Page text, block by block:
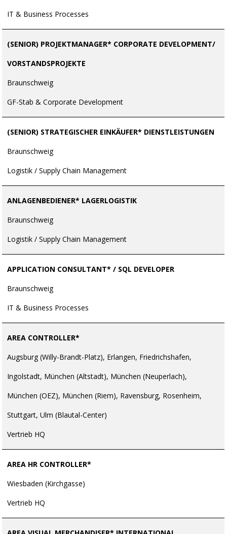
IT & Business Processes
(SENIOR) PROJEKTMANAGER* CORPORATE DEVELOPMENT/
VORSTANDSPROJEKTE
Braunschweig
GF-Stab & Corporate Development
(SENIOR) STRATEGISCHER EINKÄUFER* DIENSTLEISTUNGEN
Braunschweig
Logistik / Supply Chain Management
ANLAGENBEDIENER* LAGERLOGISTIK
Braunschweig
Logistik / Supply Chain Management
APPLICATION CONSULTANT* / SQL DEVELOPER
Braunschweig
IT & Business Processes
AREA CONTROLLER*
Augsburg (Willy-Brandt-Platz), Erlangen, Friedrichshafen,
Ingolstadt, München (Altstadt), München (Neuperlach),
München (OEZ), München (Riem), Ravensburg, Rosenheim,
Stuttgart, Ulm (Blautal-Center)
Vertrieb HQ
AREA HR CONTROLLER*
Wiesbaden (Kirchgasse)
Vertrieb HQ